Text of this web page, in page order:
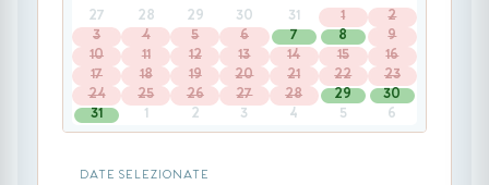
27 28 29 30 31 1
2
3
4 5 6 7 8
9
10
11 12 13 14 15
16
17
18 19 20 21 22
23
24
25 26 27 28 29
30
31
1 2 3 4 5 6
DATE SELEZIONATE